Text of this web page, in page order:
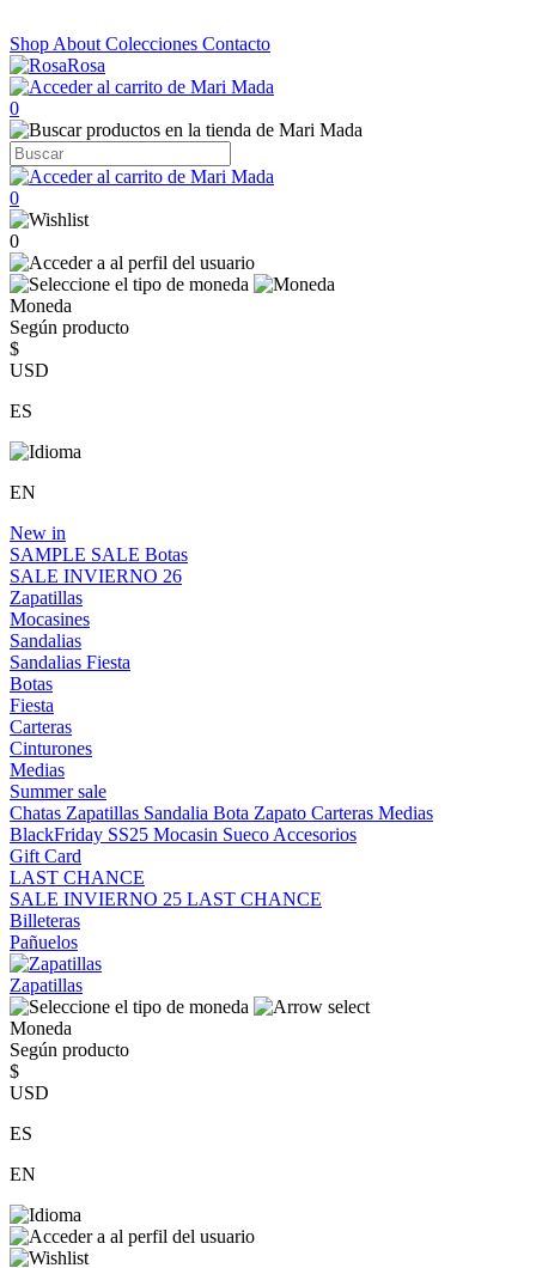
Shop About Colecciones Contacto
0
0
0
Moneda
Según producto
$
USD
ES
EN
New in
SAMPLE SALE Botas
SALE INVIERNO 26
Zapatillas
Mocasines
Sandalias
Sandalias Fiesta
Botas
Fiesta
Carteras
Cinturones
Medias
Summer sale
Chatas Zapatillas Sandalia Bota Zapato Carteras Medias
BlackFriday SS25 Mocasin Sueco Accesorios
Gift Card
LAST CHANCE
SALE INVIERNO 25 LAST CHANCE
Billeteras
Pañuelos
Zapatillas
Moneda
Según producto
$
USD
ES
EN